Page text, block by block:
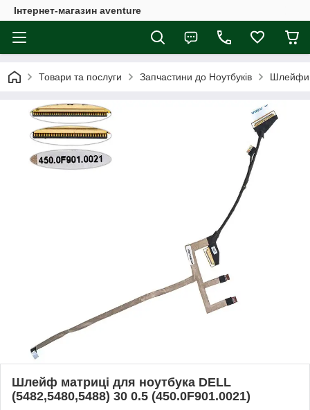
Інтернет-магазин aventure
Товари та послуги Запчастини до Ноутбуків Шлейфи
Шлейф матриці для ноутбука DELL
(5482,5480,5488) 30 0.5 (450.0F901.0021)